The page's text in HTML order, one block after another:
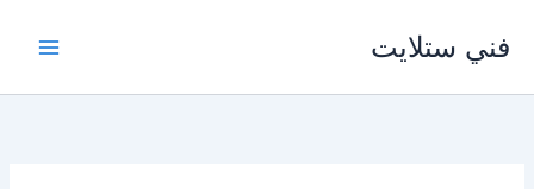
المحتوى
فني ستلايت